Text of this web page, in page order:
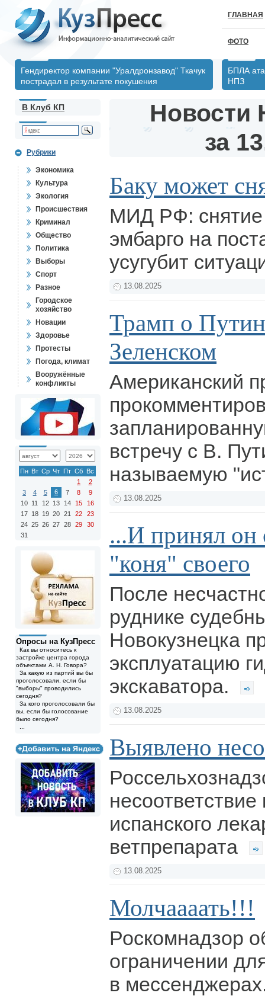
ГЛАВНАЯ
ФОТО
Гендиректор компании "Уралдронзавод" Ткачук
пострадал в результате покушения
БПЛА
НПЗ
В Клуб КП
Рубрики
Экономика
Культура
Экология
Происшествия
Криминал
Общество
Политика
Выборы
Спорт
Разное
Городское
хозяйство
Новации
Здоровье
Протесты
Погода, климат
Вооружённые
конфликты
Пн Вт Ср Чт Пт Сб Вс
1
2
3
4 5 6 7 8
9
10 11 12 13 14 15
16
17 18 19 20 21 22
23
24 25 26 27 28 29
30
31
Опросы на КузПресс
Как вы относитесь к
застройке центра города
объектами А. Н. Говора?
За какую из партий вы бы
проголосовали, если бы
"выборы" проводились
сегодня?
За кого проголосовали бы
вы, если бы голосование
было сегодня?
Новости
за
Баку может
МИД РФ:
эмбарго на
усугубит
13.08.2025
Трамп о
Зеленском
Американский
встречу с В.
называемую
13.08.2025
...И принял он
"коня" своего
После
руднике
Новокузнецка
эксплуатацию
экскаватора.
13.08.2025
Выявлено
испанского
ветпрепарата
13.08.2025
Молчаааать!!!
Роскомнадзор
ограничении
в